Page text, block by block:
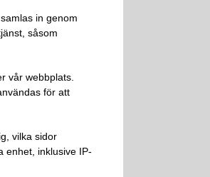
in genom
såsom
vår webbplats.
för att
vilka sidor
enhet, inklusive IP-